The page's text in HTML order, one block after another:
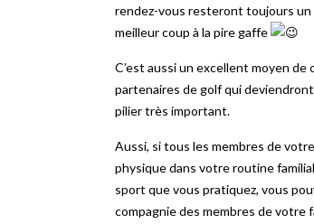
rendez-vous resteront toujours un
meilleur coup à la pire gaffe
C’est aussi un excellent moyen de
partenaires de golf qui
pilier très important.
Aussi, si tous les membres de
physique dans votre routine
sport que vous pratiquez, vous
compagnie des membres de votre